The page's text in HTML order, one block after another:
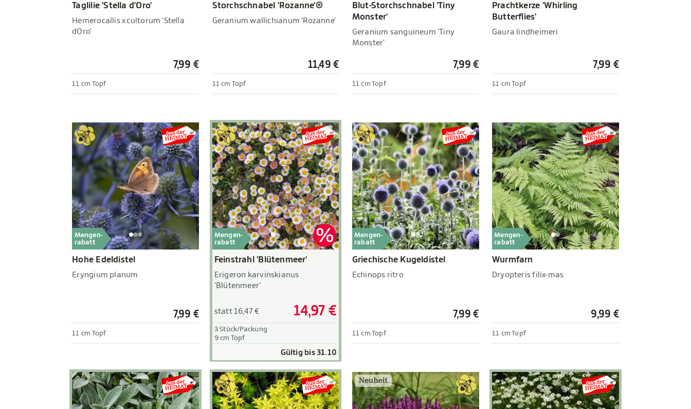
Taglilie 'Stella d'Oro'
Hemerocallis x cultorum 'Stella
dOro'
7,99 €
11 cm Topf
Storchschnabel 'Rozanne'®
Geranium wallichianum 'Rozanne'
11,49 €
11 cm Topf
Blut-Storchschnabel 'Tiny
Monster'
Geranium sanguineum 'Tiny
Monster'
7,99 €
11 cm Topf
Prachtkerze 'Whirling
Butterflies'
Gaura lindheimeri
7,99 €
11 cm Topf
Mengen-
rabatt
Hohe Edeldistel
Eryngium planum
7,99 €
11 cm Topf
Mengen-
rabatt
Feinstrahl 'Blütenmeer'
Erigeron karvinskianus
'Blütenmeer'
statt 16,47 € 14,97 €
3 Stück/Packung
9 cm Topf
Gültig bis 31.10
Mengen-
rabatt
Griechische Kugeldistel
Echinops ritro
7,99 €
11 cm Topf
Mengen-
rabatt
Wurmfarn
Dryopteris filix-mas
9,99 €
11 cm Topf